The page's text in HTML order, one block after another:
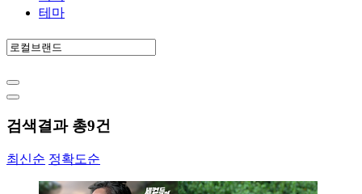
테마
검색결과 총9건
최신순 정확도순